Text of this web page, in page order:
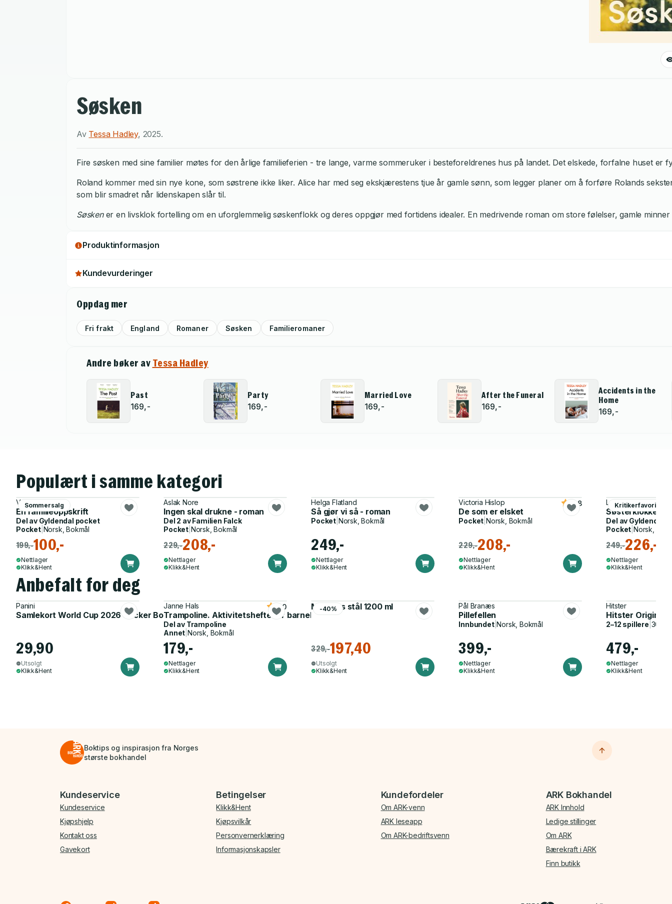
Søsken
Av Tessa Hadley, 2025.
Fire søsken med sine familier møtes for den årlige familieferien - tre lange, varme sommeruker i besteforeldrenes hus på landet. Det elskede, forfalne huset er
Roland kommer med sin nye kone, som søstrene ikke liker. Alice har med seg ekskjærestens tjue år gamle sønn, som legger planer om å forføre Rolands
som blir smadret når lidenskapen slår til.
Søskener en livsklok fortelling om en uforglemmelig søskenflokk og deres oppgjør med fortidens idealer. En medrivende roman om store følelser, gamle
Produktinformasjon
Kundevurderinger
Oppdag mer
Fri frakt England Romaner Søsken Familieromaner
Andre bøker av Tessa Hadley
Past
169,-
Party
169,-
Married Love
169,-
After the Funeral
169,-
Accidents in the
Home
169,-
Populært i samme kategori
Sommersalg
Veronica Henry
En familieoppskrift
Del av Gyldendal pocket
Pocket| Norsk, Bokmål
199,-100,-
Nettlager
Klikk&Hent
Aslak Nore
Ingen skal drukne - roman
Del 2 avFamilien Falck
Pocket| Norsk, Bokmål
229,-208,-
Nettlager
Klikk&Hent
Helga Flatland
Så gjør vi så - roman
Pocket Norsk, Bokmål
249,-
Nettlager
Klikk&Hent
Victoria Hislop
De som er elsket
4.8
Pocket Norsk, Bokmål
229,-208,-
Nettlager
Klikk&Hent
Kritikerfavoritter
Lars Mytting
Søsterklokkene
Del av Gyldendal
Pocket |Norsk,
249,-226,-
Nettlager
Klikk&Hent
Anbefalt for deg
Panini
Samlekort World Cup 2026 Sticker Booster
29,90
Utsolgt
Klikk&Hent
Janne Hals
Trampoline. Aktivitetshefte for barnehagen
5.0
Del av Trampoline
Annet Norsk, Bokmål
179,-
Nettlager
Klikk&Hent
-40%
Matboks stål 1200 ml
329,-197,40
Utsolgt
Klikk&Hent
Pål Branæs
Pillefellen
Innbundet|Norsk, Bokmål
399,-
Nettlager
Klikk&Hent
Hitster
Hitster Original
2–12 spillere
479,-
Nettlager
Klikk&Hent
Boktips og inspirasjon fra Norges
største bokhandel
Bunnmeny
Kundeservice
Kundeservice
Kjøpshjelp
Kontakt oss
Gavekort
Betingelser
Klikk&Hent
Kjøpsvilkår
Personvernerklæring
Informasjonskapsler
Kundefordeler
Om ARK-venn
ARK leseapp
Om ARK-bedriftsvenn
ARK Bokhandel
ARK Innhold
Ledige stillinger
Om ARK
Bærekraft i ARK
Finn butikk